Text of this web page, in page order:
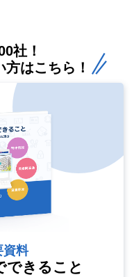
社！
はこちら！
資料
きること